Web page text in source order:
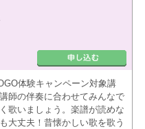
体験キャンペーン対象講
師の伴奏に合わせてみんなで
歌いましょう。楽譜が読めな
大丈夫！昔懐かしい歌を歌う